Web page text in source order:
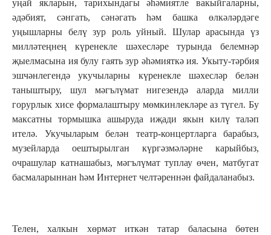
уңай якларын, тарихындагы әһәмиятле вакыйгаларны,
әдәбият, сәнгать, сәнәгать һәм башка өлкәләрдәге
уңышларны белү зур роль уйный. Шулар арасында үз
милләтеңнең күренекле шәхесләре турында белемнәр
җыелмасына ия булу гаять зур әһәмияткә ия. Укыту-тәрбия
эшчәнлегендә укучыларны күренекле шәхесләр белән
таныштыру, шул мәгълүмат нигезендә аларда милли
горурлык хисе формалаштыру мөмкинлекләре аз түгел. Бу
максатны тормышка ашыруда иҗади якын килү таләп
ителә. Укучыларым белән театр-концертларга барабыз,
музейларда оештырылган күргәзмәләрне карыйбыз,
очрашулар катнашабыз, мәгълүмат туплау өчен, матбугат
басмаларыннан һәм Интернет челтәреннән файдаланабыз.
Телен, халкын хөрмәт иткән татар баласына бөтен